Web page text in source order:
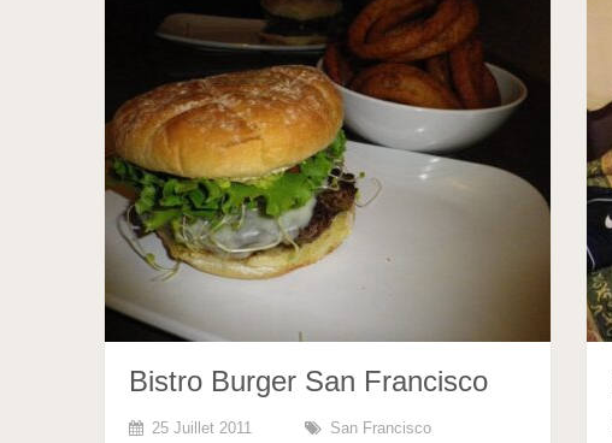
Bistro Burger San Francisco
25 Juillet 2011 San Francisco